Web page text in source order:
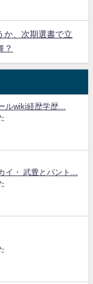
か、次期選書で立
？
ルwiki経歴学歴...
イ・ 武豊とパント...